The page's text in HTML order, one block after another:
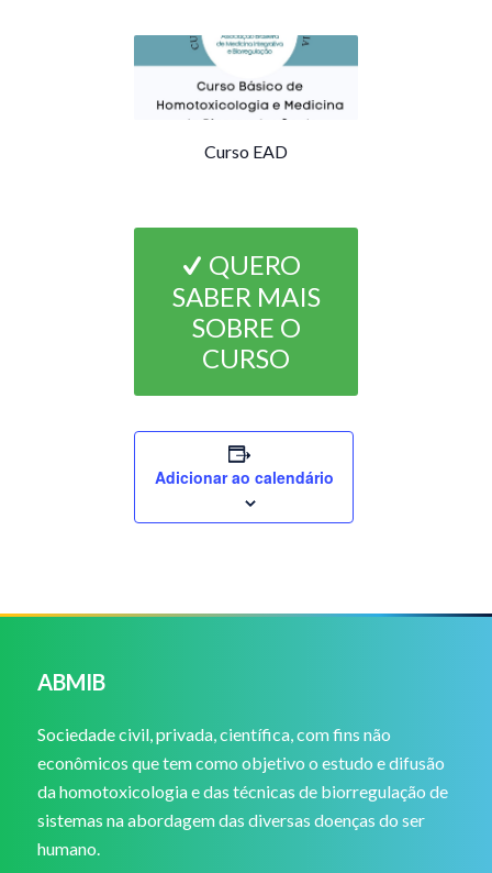
Curso EAD
QUERO
SABER MAIS
SOBRE O
CURSO
Adicionar ao calendário
ABMIB
Sociedade civil, privada, científica, com fins não
econômicos que tem como objetivo o estudo e difusão
da homotoxicologia e das técnicas de biorregulação de
sistemas na abordagem das diversas doenças do ser
humano.